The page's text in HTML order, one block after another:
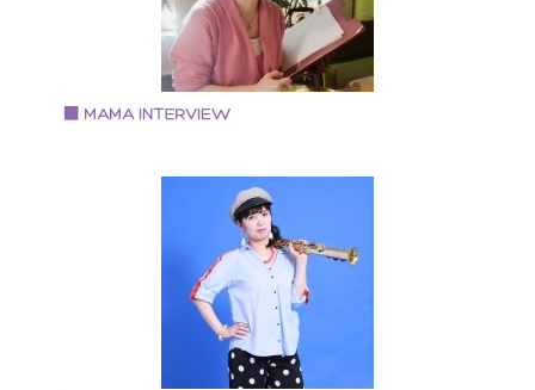
ュ(R)二つ星 鶴見緑地広報誌お弁当レシピ連載。 大阪
浪速区の全小学校での食育講師経験あり。 食育教室「
なほ」主宰 い いのちをつなぐ 生きる力をつける食
な なかよく食卓を囲む食育 ほ ほんものの味を知り
感を育む食育
三品 佳代さん
メイクを通して、人生の脚本を描く専門家
1971年生まれ 京都府京都市出身 ・認定メイクセラピ
ト（京都唯一 2019年2月時点） ・対人スキルトレーナ
・舞台女優歴約30年 メイクと心理学が融合されたメイ
セラピー（お化粧療法）と、対人スキル、舞台女優が
う役作りの方法を通して、 「あなたが主役の人生の脚
を描く！」というオリジナルのメソッドをお届けして